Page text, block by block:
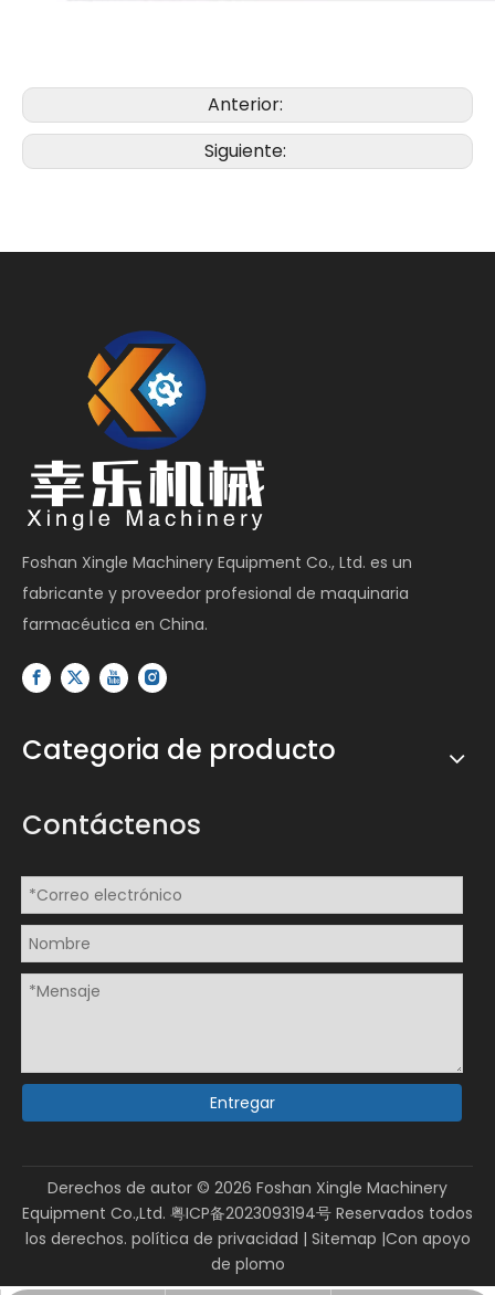
Anterior:
Siguiente:
Foshan Xingle Machinery Equipment Co., Ltd. es un
fabricante y proveedor profesional de maquinaria
farmacéutica en China.
Categoria de producto
Contáctenos
Entregar
Derechos de autor © 2026 Foshan Xingle Machinery
Equipment Co.,Ltd. 粤ICP备2023093194号 Reservados todos
los derechos. política de privacidad | Sitemap |Con apoyo
de plomo